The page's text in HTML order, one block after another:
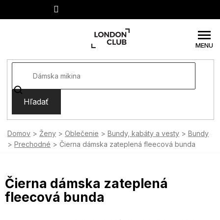
Hľadať
Domov Ženy Oblečenie Bundy, kabáty a vesty
Bundy
Prechodné
Čierna dámska zateplená fleecová bunda
Čierna dámska zateplená
fleecová bunda